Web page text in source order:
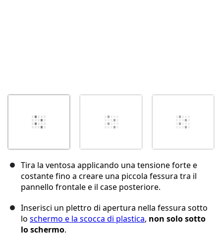
Tira la ventosa applicando una tensione forte e
costante fino a creare una piccola fessura tra il
pannello frontale e il case posteriore.
Inserisci un plettro di apertura nella fessura sotto
lo schermo e la scocca di plastica, non solo sotto
lo schermo.